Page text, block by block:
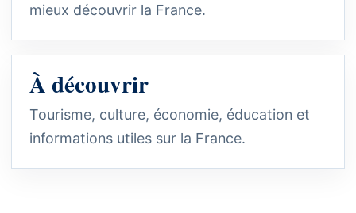
mieux découvrir la France.
À découvrir
Tourisme, culture, économie, éducation et
informations utiles sur la France.